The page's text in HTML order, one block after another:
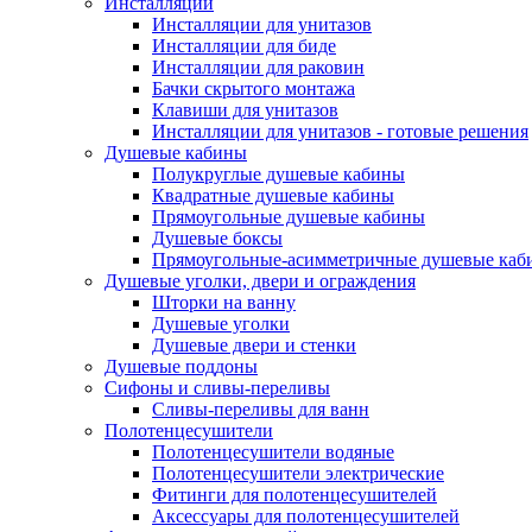
Инсталляции для унитазов
Инсталляции для биде
Инсталляции для раковин
Бачки скрытого монтажа
Клавиши для унитазов
Инсталляции для унитазов - готовые решения
Душевые кабины
Полукруглые душевые кабины
Квадратные душевые кабины
Прямоугольные душевые кабины
Душевые боксы
Прямоугольные-асимметричные душевые
Душевые уголки, двери и ограждения
Шторки на ванну
Душевые уголки
Душевые двери и стенки
Душевые поддоны
Сифоны и сливы-переливы
Сливы-переливы для ванн
Полотенцесушители
Полотенцесушители водяные
Полотенцесушители электрические
Фитинги для полотенцесушителей
Аксессуары для полотенцесушителей